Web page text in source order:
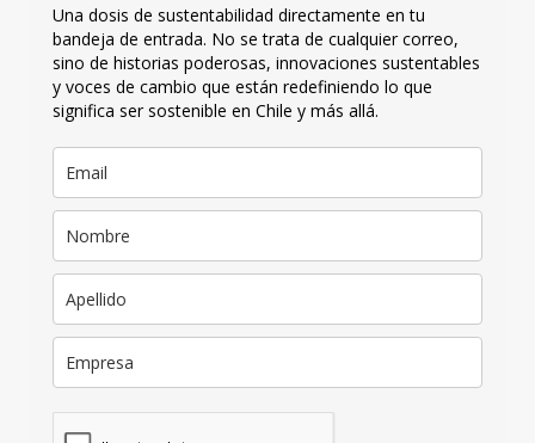
Una dosis de sustentabilidad directamente en tu
bandeja de entrada. No se trata de cualquier correo,
sino de historias poderosas, innovaciones sustentables
y voces de cambio que están redefiniendo lo que
significa ser sostenible en Chile y más allá.